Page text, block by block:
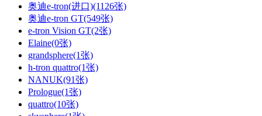
奥迪e-tron(进口)(1126张)
奥迪e-tron GT(549张)
e-tron Vision GT(2张)
Elaine(0张)
grandsphere(1张)
h-tron quattro(1张)
NANUK(91张)
Prologue(1张)
quattro(10张)